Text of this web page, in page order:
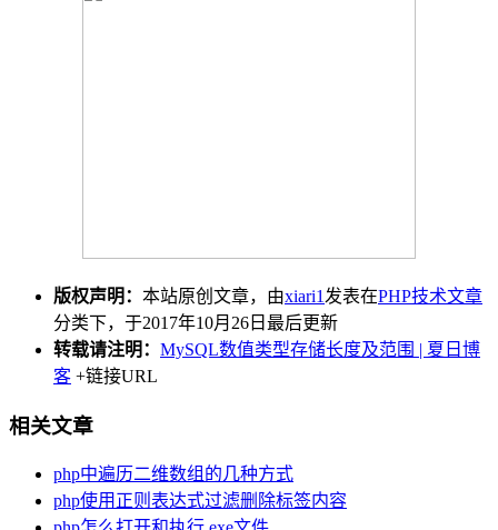
版权声明： 本站原创文章，由xiari1 发表在PHP技术文章
分类下，于2017年10月26日最后更新
转载请注明： MySQL数值类型存储长度及范围 | 夏日博
客 +链接URL
相关文章
php中遍历二维数组的几种方式
php使用正则表达式过滤删除标签内容